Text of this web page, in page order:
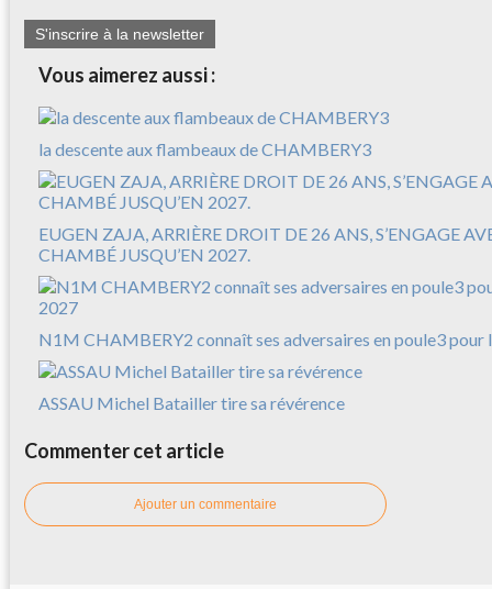
S'inscrire à la newsletter
Vous aimerez aussi :
la descente aux flambeaux de CHAMBERY3
EUGEN ZAJA, ARRIÈRE DROIT DE 26 ANS, S’ENGAGE
CHAMBÉ JUSQU’EN 2027.
N1M CHAMBERY2 connaît ses adversaires en poule3 pour
ASSAU Michel Batailler tire sa révérence
Commenter cet article
Ajouter un commentaire